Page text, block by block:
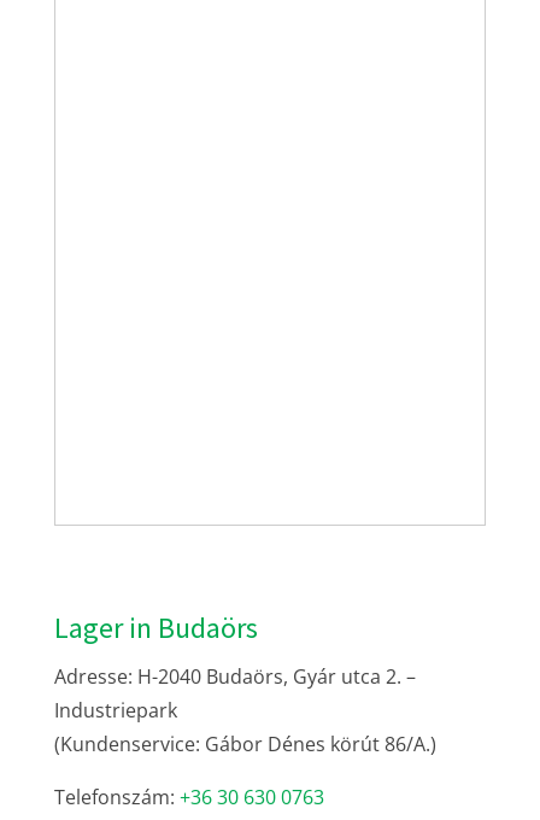
Lager in Budaörs
Adresse: H-2040 Budaörs, Gyár utca 2. –
Industriepark
(Kundenservice: Gábor Dénes körút 86/A.)
Telefonszám: +36 30 630 0763